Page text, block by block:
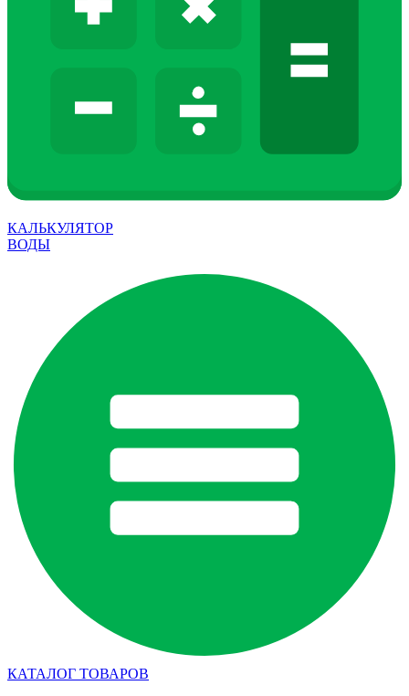
КАЛЬКУЛЯТОР
ВОДЫ
КАТАЛОГ ТОВАРОВ